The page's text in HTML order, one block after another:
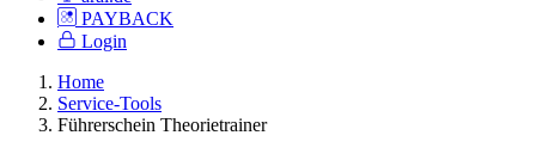
PAYBACK
Login
Home
Service-Tools
Führerschein Theorietrainer